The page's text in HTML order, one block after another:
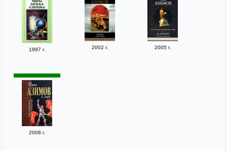
1997 г. 2002 г. 2005 г.
2008 г.